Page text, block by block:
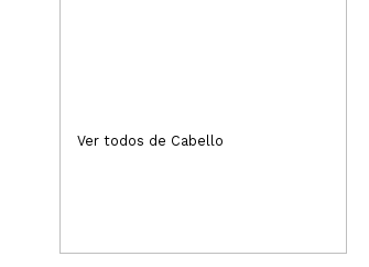
(17)
Ver todos de Cabello